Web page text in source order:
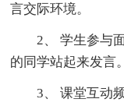
言交际环境。
2、 学生参与
的同学站起来发言。
3、 课堂互动